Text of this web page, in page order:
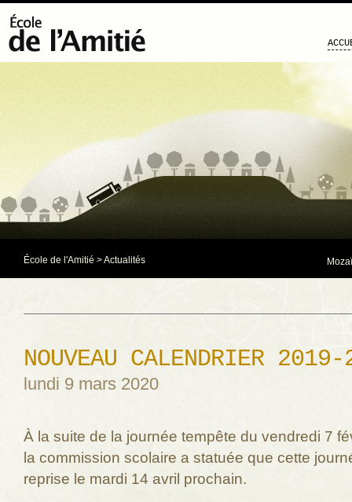
École de l'Amitié >Actualités
NOUVEAU CALENDRIER
lundi 9 mars 2020
À la suite de la journée tempête du vendredi 7
la commission scolaire a statuée que cette
reprise le mardi 14 avril prochain.